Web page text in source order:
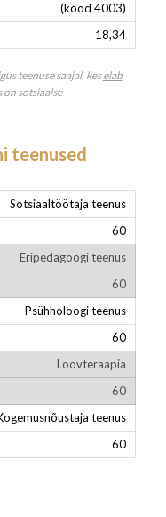
(kood 4003)
18,34
teenuse saajal, keselab
sotsiaalse
teenused
Sotsiaaltöötaja teenus
60
Eripedagoogi teenus
60
Psühholoogi teenus
60
Loovteraapia
60
teenus
60